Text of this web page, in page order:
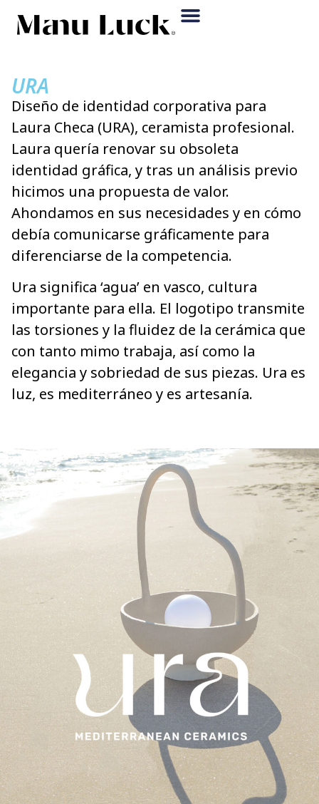
URA
Diseño de identidad corporativa para
Laura Checa (URA), ceramista profesional.
Laura quería renovar su obsoleta
identidad gráfica, y tras un análisis previo
hicimos una propuesta de valor.
Ahondamos en sus necesidades y en cómo
debía comunicarse gráficamente para
diferenciarse de la competencia.
Ura significa ‘agua’ en vasco, cultura
importante para ella. El logotipo transmite
las torsiones y la fluidez de la cerámica que
con tanto mimo trabaja, así como la
elegancia y sobriedad de sus piezas. Ura es
luz, es mediterráneo y es artesanía.